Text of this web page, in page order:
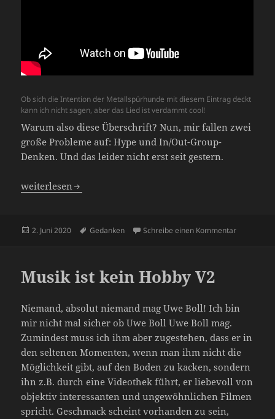
Ob sich die Intention der Metallspürhunde mit diesem Eintrag deckt
kann ich nicht sagen, aber das Lied ist verdammt cool!
Warum also diese Überschrift? Nun, mir fallen zwei
große Probleme auf: Hype und In/Out-Group-
Denken. Und das leider nicht erst seit gestern.
Ich möchte mich empören!
weiterlesen
Veröffentlicht
2. Juni 2020 Schlagwörter
Gedanken Schreibe einen Kommentarzu Ich
Musik ist kein Hobby V2
Niemand, absolut niemand mag Uwe Boll! Ich bin
mir nicht mal sicher ob Uwe Boll Uwe Boll mag.
Zumindest muss ich ihm aber zugestehen, dass er in
den seltenen Momenten, wenn man ihm nicht die
Möglichkeit gibt, auf den Boden zu kacken, sondern
ihn z.B. durch eine Videothek führt, er liebevoll von
objektiv interessanten und ungewöhnlichen Filmen
spricht. Geschmack scheint vorhanden zu sein,